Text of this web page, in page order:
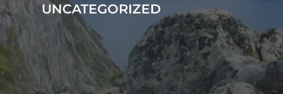
UNCATEGORIZED